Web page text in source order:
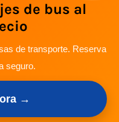
de bus al
de transporte. Reserva
seguro.
→